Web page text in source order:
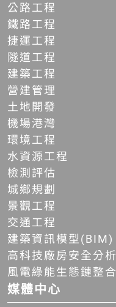
公路工程
鐵路工程
捷運工程
隧道工程
建築工程
營建管理
土地開發
機場港灣
環境工程
水資源工程
檢測評估
城鄉規劃
景觀工程
交通工程
建築資訊模型(BIM)
高科技廠房安全分析
風電綠能生態鏈整合
媒體中心